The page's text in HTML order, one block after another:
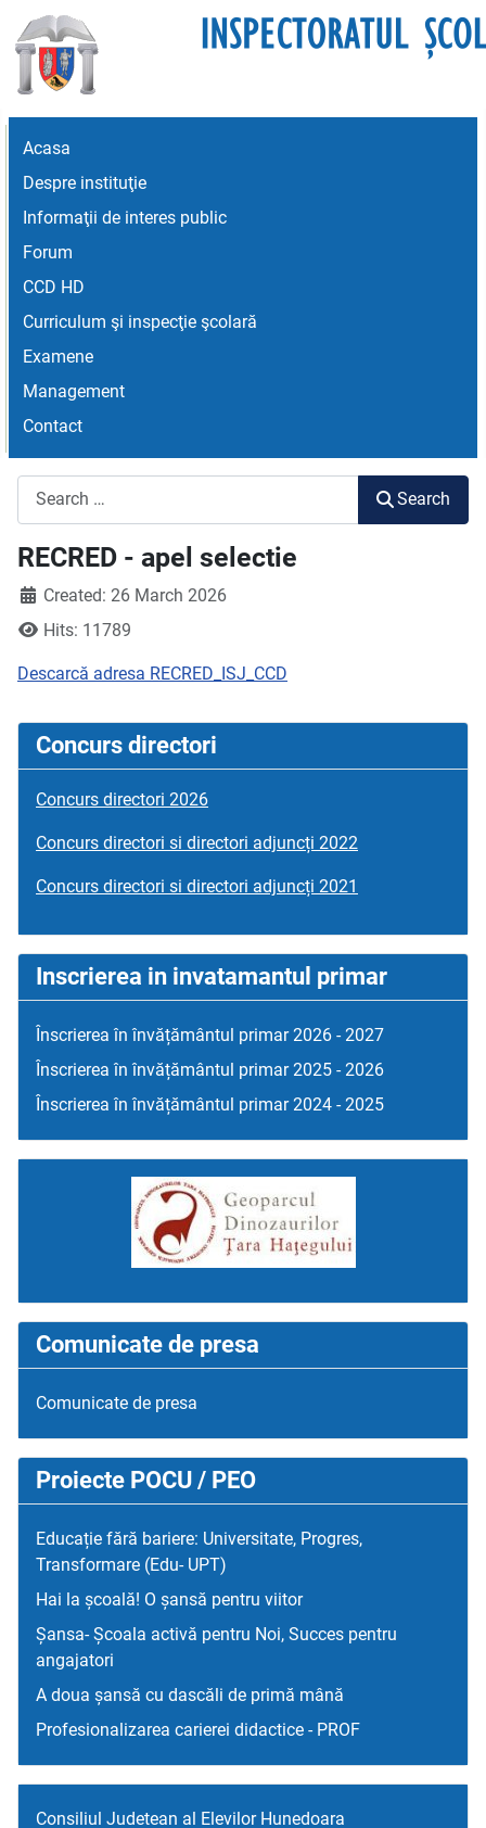
Acasa
Despre instituţie
Informaţii de interes public
Forum
CCD HD
Curriculum şi inspecţie şcolară
Examene
Management
Contact
Search
RECRED - apel selectie
Created: 26 March 2026
Hits: 11789
Descarcă adresa RECRED_ISJ_CCD
Concurs directori
Concurs directori 2026
Concurs directori si directori adjuncți 2022
Concurs directori si directori adjuncți 2021
Inscrierea in invatamantul primar
Înscrierea în învățământul primar 2026 - 2027
Înscrierea în învățământul primar 2025 - 2026
Înscrierea în învățământul primar 2024 - 2025
Comunicate de presa
Comunicate de presa
Proiecte POCU / PEO
Educație fără bariere: Universitate, Progres,
Transformare (Edu- UPT)
Hai la școală! O șansă pentru viitor
Șansa- Școala activă pentru Noi, Succes pentru
angajatori
A doua șansă cu dascăli de primă mână
Profesionalizarea carierei didactice - PROF
Consiliul Judetean al Elevilor Hunedoara